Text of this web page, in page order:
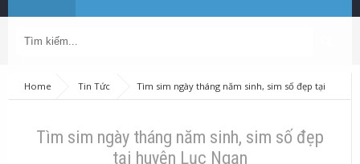
Home Tin Tức
Tìm sim ngày tháng năm sinh, sim số đẹp tại
huyện Lục Ngạn
Tìm sim ngày tháng năm sinh, sim số đẹp
tại huyện Lục Ngạn